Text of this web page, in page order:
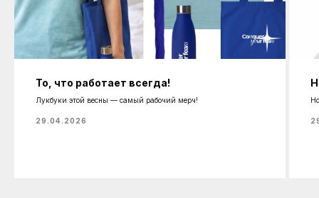
То, что работает всегда!
Лукбуки этой весны — самый рабочий мерч!
29.04.2026